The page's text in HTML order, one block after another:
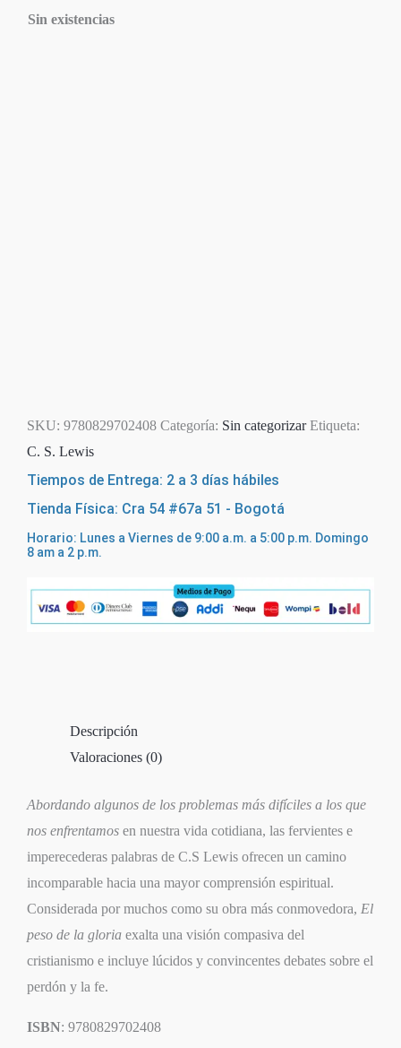
Sin existencias
SKU: 9780829702408 Categoría: Sin categorizar Etiqueta:
C. S. Lewis
Tiempos de Entrega: 2 a 3 días hábiles
Tienda Física: Cra 54 #67a 51 - Bogotá
Horario: Lunes a Viernes de 9:00 a.m. a 5:00 p.m. Domingo
8 am a 2 p.m.
Descripción
Valoraciones (0)
Abordando algunos de los problemas más difíciles a los que
nos enfrentamos en nuestra vida cotidiana, las fervientes e
imperecederas palabras de C.S Lewis ofrecen un camino
incomparable hacia una mayor comprensión espiritual.
Considerada por muchos como su obra más conmovedora, El
peso de la gloria exalta una visión compasiva del
cristianismo e incluye lúcidos y convincentes debates sobre el
perdón y la fe.
ISBN: 9780829702408